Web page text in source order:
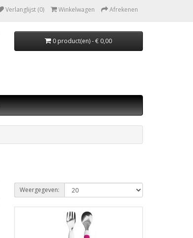
Verlanglijst (0) Winkelwagen Afrekenen
0 product(en) - € 0,00
Weergegeven: